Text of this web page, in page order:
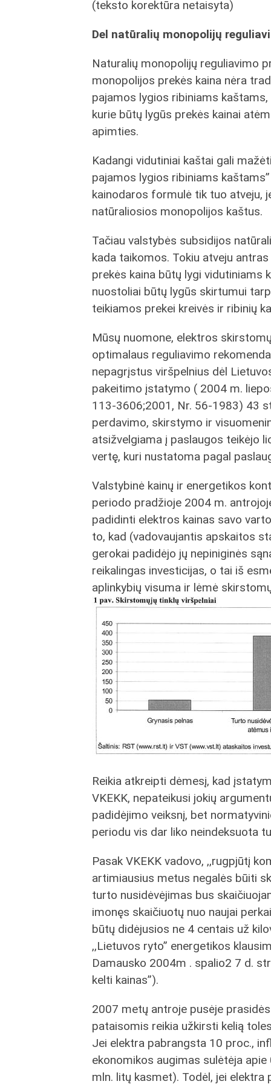
(teksto korektūra netaisyta)
Del natūralių monopolijų
Naturalių monopolijų reguliavimo
monopolijos prekės kaina nėra
pajamos lygios ribiniams
kurie būtų lygūs prekės kainai
apimties.
Kadangi vidutiniai kaštai gali
pajamos lygios ribiniams
kainodaros formulė tik tuo atveju,
natūraliosios monopolijos kaštus.
Tačiau valstybės subsidijos
kada taikomos. Tokiu atveju
prekės kaina būtų lygi vidutiniams
nuostoliai būtų lygūs skirtumui
teikiamos prekei kreivės ir ribinių
Mūsų nuomone, elektros
optimalaus reguliavimo
nepagrįstus viršpelnius dėl
pakeitimo įstatymo ( 2004 m.
113-3606;2001, Nr. 56-1983) 43
perdavimo, skirstymo ir
atsižvelgiama į paslaugos teikėjo
vertę, kuri nustatoma pagal
Valstybinė kainų ir energetikos
periodo pradžioje 2004 m.
padidinti elektros kainas savo
to, kad (vadovaujantis apskaitos
gerokai padidėjo jų nepiniginės
reikalingas investicijas, o tai iš
aplinkybių visuma ir lėmė
Reikia atkreipti dėmesį, kad
VKEKK, nepateikusi jokių
padidėjimo veiksnį, bet
periodu vis dar liko neindeksuota
Pasak VKEKK vadovo, ,,rugpjūtį
artimiausius metus negalės būiti
turto nusidėvėjimas bus
imonęs skaičiuotų nuo naujai
būtų didėjusios ne 4 centais už
,,Lietuvos ryto” energetikos
Damausko 2004m . spalio2 7 d.
kelti kainas”).
2007 metų antroje pusėje
pataisomis reikia užkirsti kelią
Jei elektra pabrangsta 10 proc.,
ekonomikos augimas sulėtėja
mln. litų kasmet). Todėl, jei